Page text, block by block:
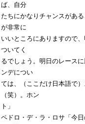
ば、自分
たちにかなりチャンスがあ
が非常に
いいところにありますので
ついてく
るでしょう。明日のレース
ンデについ
ては、（ここだけ日本語で
（笑）。ホン
ト」
ペドロ・デ・ラ・ロサ「今